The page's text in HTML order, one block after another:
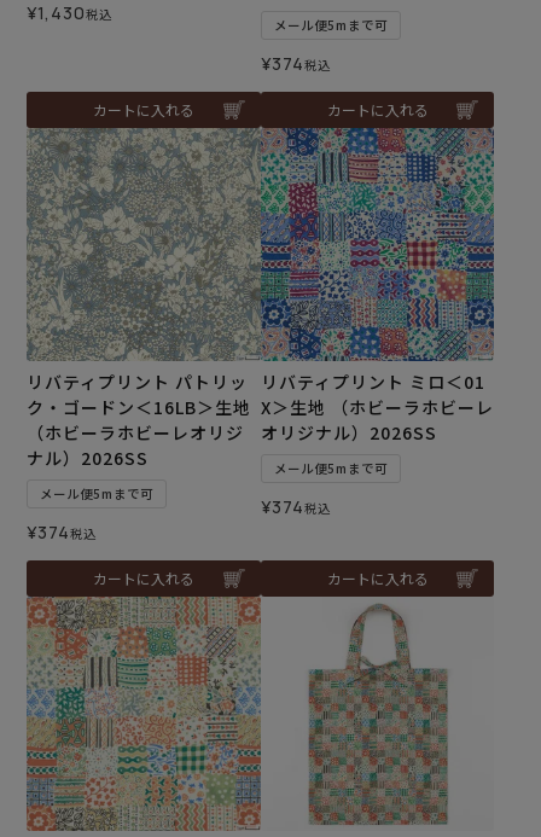
¥1,430税込
カートに入れる
メール便5mまで可
¥374税込
カートに入れる
リバティプリント パトリッ
ク・ゴードン＜16LB＞生地
（ホビーラホビーレオリジ
ナル）2026SS
メール便5mまで可
¥374税込
カートに入れる
リバティプリント ミロ＜01
X＞生地 （ホビーラホビーレ
オリジナル）2026SS
メール便5mまで可
¥374税込
カートに入れる